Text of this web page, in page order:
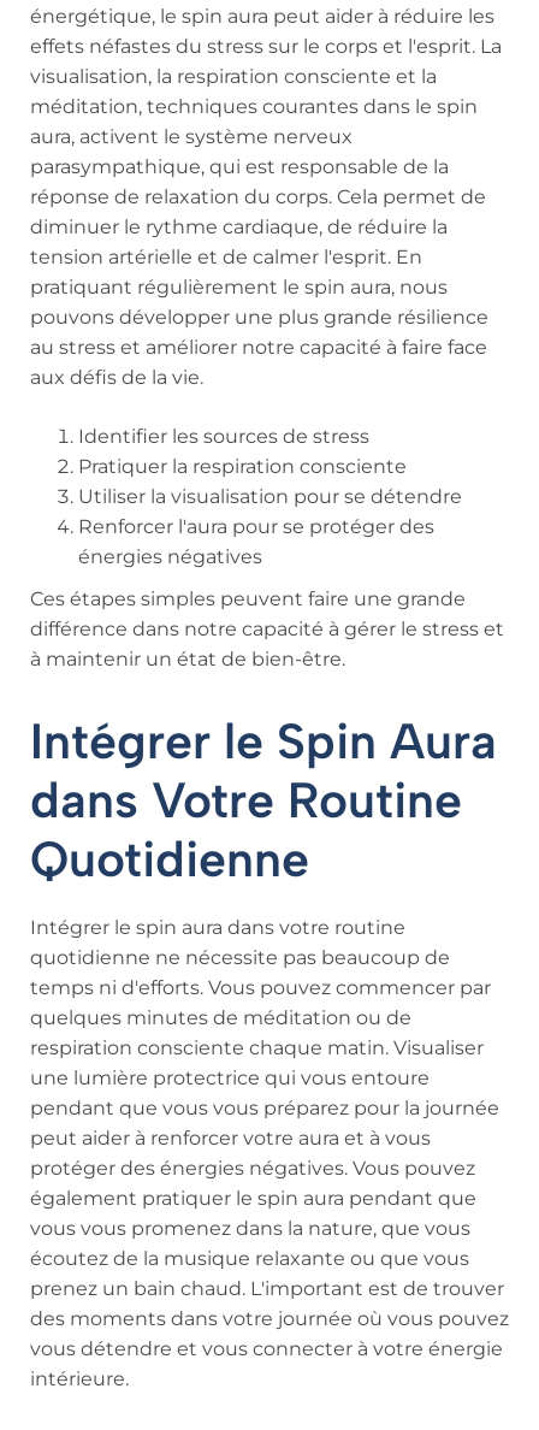
énergétique, le spin aura peut aider à réduire les
effets néfastes du stress sur le corps et l'esprit. La
visualisation, la respiration consciente et la
méditation, techniques courantes dans le spin
aura, activent le système nerveux
parasympathique, qui est responsable de la
réponse de relaxation du corps. Cela permet de
diminuer le rythme cardiaque, de réduire la
tension artérielle et de calmer l'esprit. En
pratiquant régulièrement le spin aura, nous
pouvons développer une plus grande résilience
au stress et améliorer notre capacité à faire face
aux défis de la vie.
Identifier les sources de stress
Pratiquer la respiration consciente
Utiliser la visualisation pour se détendre
Renforcer l'aura pour se protéger des
énergies négatives
Ces étapes simples peuvent faire une grande
différence dans notre capacité à gérer le stress et
à maintenir un état de bien-être.
Intégrer le Spin Aura
dans Votre Routine
Quotidienne
Intégrer le spin aura dans votre routine
quotidienne ne nécessite pas beaucoup de
temps ni d'efforts. Vous pouvez commencer par
quelques minutes de méditation ou de
respiration consciente chaque matin. Visualiser
une lumière protectrice qui vous entoure
pendant que vous vous préparez pour la journée
peut aider à renforcer votre aura et à vous
protéger des énergies négatives. Vous pouvez
également pratiquer le spin aura pendant que
vous vous promenez dans la nature, que vous
écoutez de la musique relaxante ou que vous
prenez un bain chaud. L'important est de trouver
des moments dans votre journée où vous pouvez
vous détendre et vous connecter à votre énergie
intérieure.